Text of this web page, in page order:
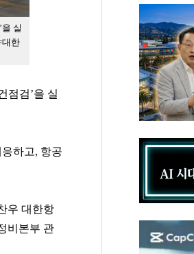
실
대한
점검’을 실
하고, 항공
우 대한항
비본부 관